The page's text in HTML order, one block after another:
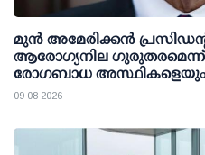
മുന്‍ അമേരിക്കന്‍
ആരോഗ്യനില
രോഗബാധ അസ്ഥികളെയും
09 08 2026